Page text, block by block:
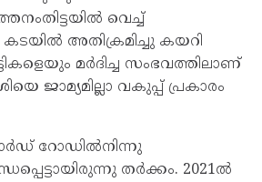
വെച്ച്
കടയില്‍ അതിക്രമിച്ചു കയറി
മർദിച്ച സംഭവത്തിലാണ്
ജാമ്യമില്ലാ വകുപ്പ് പ്രകാരം
റോഡില്‍നിന്നു
തർക്കം. 2021ൽ